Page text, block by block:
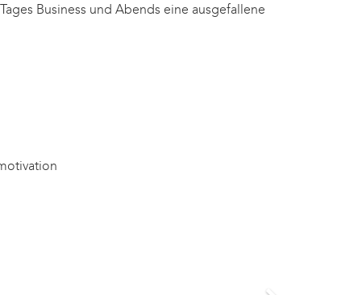
Business und Abends eine ausgefallene